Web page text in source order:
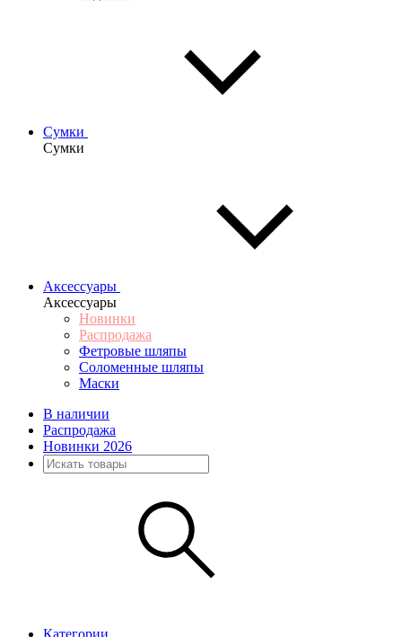
Сумки
Сумки
Аксессуары
Аксессуары
Новинки
Распродажа
Фетровые шляпы
Соломенные шляпы
Маски
В наличии
Распродажа
Новинки 2026
Категории